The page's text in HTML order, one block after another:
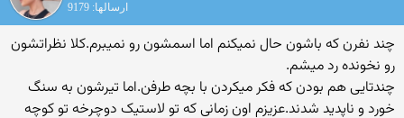
ارسالها: 9179
چند نفرن که باشون حال نمیکنم اما اسمشون رو نمیبرم.کلا نظراتشون
رو نخونده رد میشم.
چندتایی هم بودن که فکر میکردن با بچه طرفن.اما تیرشون به سنگ
خورد و ناپدید شدند.عزیزم اون زمانی که تو لاستیک دوچرخه تو کوچه